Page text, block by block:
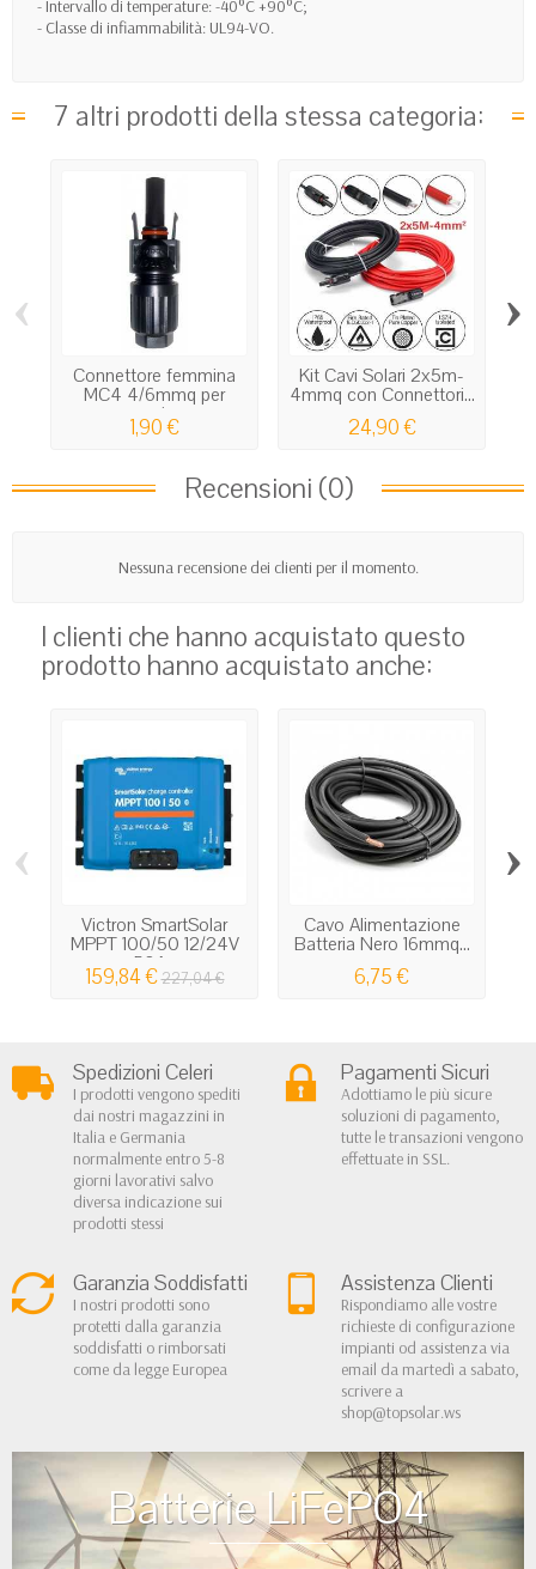
- Intervallo di temperature: -40°C +90°C;
- Classe di infiammabilità: UL94-VO.
7 altri prodotti della stessa categoria:
Connettore femmina
MC4 4/6mmq per
cavi...
1,90 €
Kit Cavi Solari 2x5m-
4mmq con Connettori...
24,90 €
‹ ›
Recensioni (0)
Nessuna recensione dei clienti per il momento.
I clienti che hanno acquistato questo
prodotto hanno acquistato anche:
Victron SmartSolar
MPPT 100/50 12/24V
50A...
159,84 €227,04 €
Cavo Alimentazione
Batteria Nero 16mmq...
6,75 €
‹ ›
Spedizioni Celeri
I prodotti vengono spediti
dai nostri magazzini in
Italia e Germania
normalmente entro 5-8
giorni lavorativi salvo
diversa indicazione sui
prodotti stessi
Pagamenti Sicuri
Adottiamo le più sicure
soluzioni di pagamento,
tutte le transazioni vengono
effettuate in SSL.
Garanzia Soddisfatti
I nostri prodotti sono
protetti dalla garanzia
soddisfatti o rimborsati
come da legge Europea
Assistenza Clienti
Rispondiamo alle vostre
richieste di configurazione
impianti od assistenza via
email da martedì a sabato,
scrivere a
shop@topsolar.ws
Batterie LiFePO4